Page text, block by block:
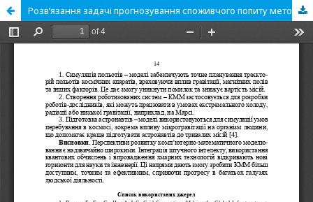
Розв’язання задачі прогнозування споживчого попиту методами штучного інтелекту